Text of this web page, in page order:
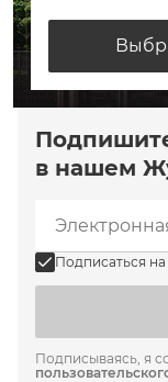
в нашем
Подписаться
Подписываясь, я